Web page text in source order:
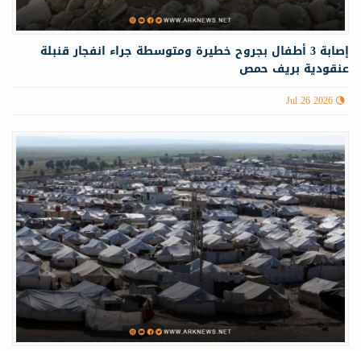
إصابة 3 أطفال بجروح خطيرة ومتوسطة جراء انفجار قنبلة
عنقودية بريف حمص
Jul 26 2026